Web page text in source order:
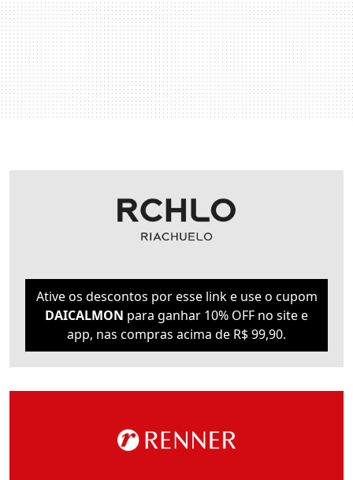
Ative os descontos por esse link e use o cupom
DAICALMON para ganhar 10% OFF no site e
app, nas compras acima de R$ 99,90.